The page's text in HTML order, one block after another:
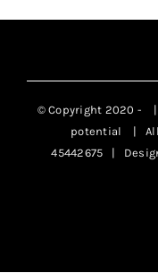
Om Invictus
© Copyright 2020 -
|
potential
|
45442675 |